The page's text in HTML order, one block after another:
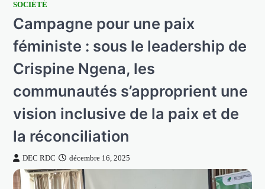
SkipSOCIÉTÉ
Campagne pour une paix
féministe : sous le leadership de
Crispine Ngena, les
communautés s’approprient une
vision inclusive de la paix et de
la réconciliation
DEC RDC décembre 16, 2025